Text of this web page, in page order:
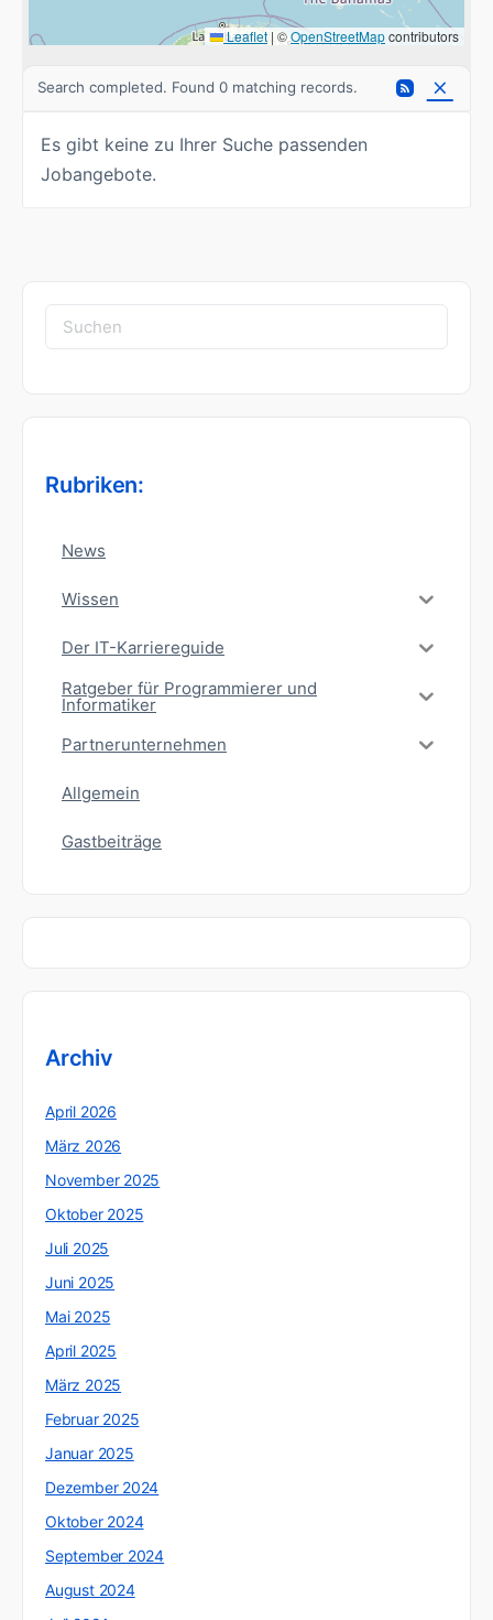
Leaflet | ©OpenStreetMapcontributors
Search completed. Found 0 matching records.
Es gibt keine zu Ihrer Suche passenden
Jobangebote.
Suchen
nach:
Rubriken:
News
Wissen
Der IT-Karriereguide
Ratgeber für Programmierer und
Informatiker
Partnerunternehmen
Allgemein
Gastbeiträge
Archiv
April 2026
März 2026
November 2025
Oktober 2025
Juli 2025
Juni 2025
Mai 2025
April 2025
März 2025
Februar 2025
Januar 2025
Dezember 2024
Oktober 2024
September 2024
August 2024